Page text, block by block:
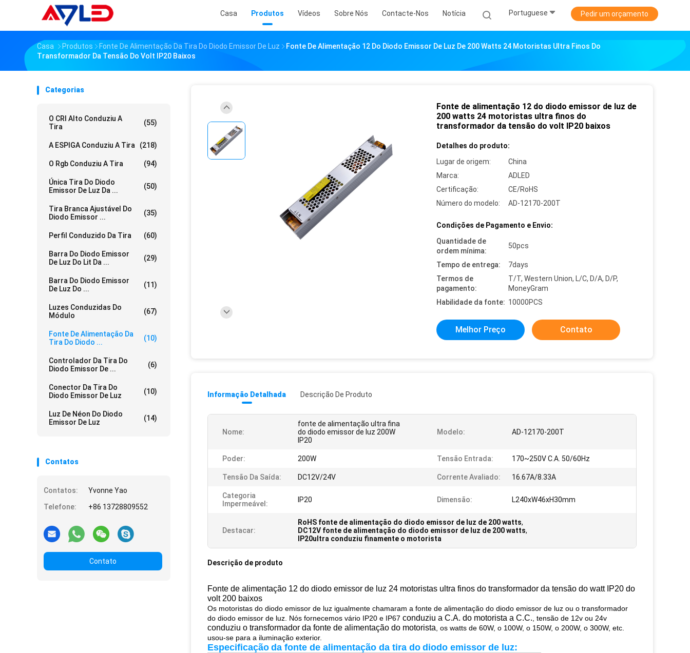
Casa Produtos Vídeos Sobre Nós Contacte-Nos Notícia Portuguese Pedir um orçamento
Casa Produtos Fonte De Alimentação Da Tira Do Diodo Emissor De Luz
Fonte De Alimentação 12 Do Diodo Emissor De Luz De 200 Watts 24 Motoristas Ultra Finos Do
Transformador Da Tensão Do Volt IP20 Baixos
Categorias
O CRI Alto Conduziu A
Tira
(55)
A ESPIGA Conduziu A Tira (218)
O Rgb Conduziu A Tira (94)
Única Tira Do Diodo
Emissor De Luz Da ...
(50)
Tira Branca Ajustável Do
Diodo Emissor ...
(35)
Perfil Conduzido Da Tira (60)
Barra Do Diodo Emissor
De Luz Do Lit Da ...
(29)
Barra Do Diodo Emissor
De Luz Do ...
(11)
Luzes Conduzidas Do
Módulo
(67)
Fonte De Alimentação Da
Tira Do Diodo ...
(10)
Controlador Da Tira Do
Diodo Emissor De ...
(6)
Conector Da Tira Do
Diodo Emissor De Luz
(10)
Luz De Néon Do Diodo
Emissor De Luz
(14)
Contatos
Contatos:
Yvonne Yao
Telefone:
+86 13728809552
Contato
Fonte de alimentação 12 do diodo emissor de luz de
200 watts 24 motoristas ultra finos do
transformador da tensão do volt IP20 baixos
Detalhes do produto:
Lugar de origem:
China
Marca:
ADLED
Certificação:
CE/RoHS
Número do modelo:
AD-12170-200T
Condições de Pagamento e Envio:
Quantidade de
ordem mínima:
50pcs
Tempo de entrega:
7days
Termos de
pagamento:
T/T, Western Union, L/C, D/A, D/P,
MoneyGram
Habilidade da fonte: 10000PCS
Melhor Preço Contato
Informação Detalhada Descrição De Produto
Nome:
fonte de alimentação ultra fina
do diodo emissor de luz 200W
IP20
Modelo: AD-12170-200T
Poder: 200W Tensão Entrada: 170~250V C.A. 50/60Hz
Tensão Da Saída: DC12V/24V Corrente Avaliado: 16.67A/8.33A
Categoria
Impermeável:
IP20 Dimensão: L240xW46xH30mm
Destacar:
RoHS fonte de alimentação do diodo emissor de luz de 200 watts,
DC12V fonte de alimentação do diodo emissor de luz de 200 watts,
IP20ultra conduziu finamente o motorista
Descrição de produto
Fonte de alimentação 12 do diodo emissor de luz 24 motoristas ultra finos do transformador da tensão do watt IP20 do
volt 200 baixos
Os motoristas do diodo emissor de luz igualmente chamaram a fonte de alimentação do diodo emissor de luz ou o transformador
do diodo emissor de luz. Nós fornecemos vário IP20 e IP67 conduziu a C.A. do motorista a C.C. , tensão de 12v ou 24v
conduziu o transformador da fonte de alimentação do motorista , os watts de 60W, o 100W, o 150W, o 200W, o 300W, etc.
usou-se para a iluminação exterior.
Especificação da fonte de alimentação da tira do diodo emissor de luz: